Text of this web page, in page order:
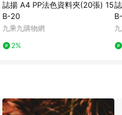
誌揚 A4 PP法色資料夾(20張) 15
B-20
九乘九購物網
2%